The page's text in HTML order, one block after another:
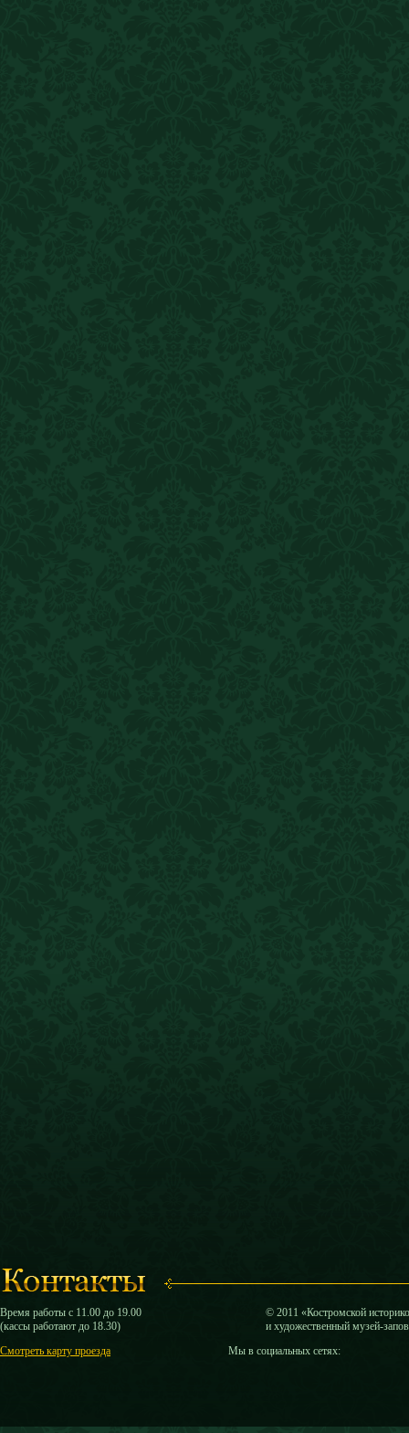
Время работы с 11.00 до 19.00
(кассы работают до 18.30)
Смотреть карту проезда
© 2011 «Костромской
и художественный музей-
Мы в социальных сетях: